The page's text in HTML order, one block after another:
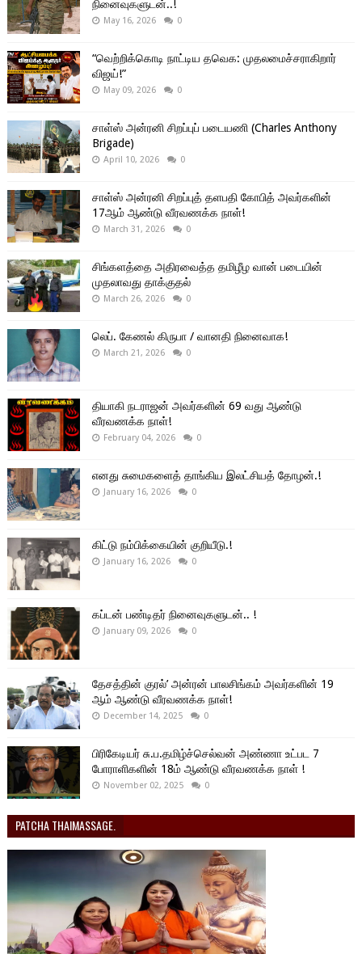
நினைவுகளுடன்..!
May 16, 2026 0
“வெற்றிக்கொடி நாட்டிய தவெக: முதலமைச்சராகிறார்
விஜய்!”
May 09, 2026 0
சாள்ஸ் அன்ரனி சிறப்புப் படையணி (Charles Anthony
Brigade)
April 10, 2026 0
சாள்ஸ் அன்ரனி சிறப்புத் தளபதி கோபித் அவர்களின்
17ஆம் ஆண்டு வீரவணக்க நாள்!
March 31, 2026 0
சிங்களத்தை அதிரவைத்த தமிழீழ வான் படையின்
முதலாவது தாக்குதல்
March 26, 2026 0
லெப். கேணல் கிருபா / வானதி நினைவாக!
March 21, 2026 0
தியாகி நடராஜன் அவர்களின் 69 வது ஆண்டு
வீரவணக்க நாள்!
February 04, 2026 0
எனது சுமைகளைத் தாங்கிய இலட்சியத் தோழன்.!
January 16, 2026 0
கிட்டு நம்பிக்கையின் குறியீடு.!
January 16, 2026 0
கப்டன் பண்டிதர் நினைவுகளுடன்.. !
January 09, 2026 0
தேசத்தின் குரல்’ அன்ரன் பாலசிங்கம் அவர்களின் 19
ஆம் ஆண்டு வீரவணக்க நாள்!
December 14, 2025 0
பிரிகேடியர் சு.ப.தமிழ்ச்செல்வன் அண்ணா உட்பட 7
போராளிகளின் 18ம் ஆண்டு வீரவணக்க நாள் !
November 02, 2025 0
PATCHA THAIMASSAGE.